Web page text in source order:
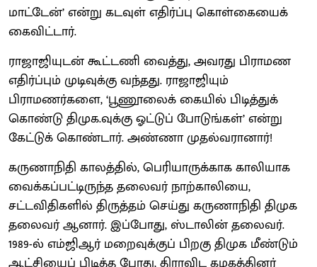
மாட்டேன்’ என்று கடவுள் எதிர்ப்பு கொள்கையைக்
கைவிட்டார்.
ராஜாஜியுடன் கூட்டணி வைத்து, அவரது பிராமண
எதிர்ப்பும் முடிவுக்கு வந்தது. ராஜாஜியும்
பிராமணர்களை, ‘பூணூலைக் கையில் பிடித்துக்
கொண்டு திமுக.வுக்கு ஓட்டுப் போடுங்கள்’ என்று
கேட்டுக் கொண்டார். அண்ணா முதல்வரானார்!
கருணாநிதி காலத்தில், பெரியாருக்காக காலியாக
வைக்கப்பட்டிருந்த தலைவர் நாற்காலியை,
சட்டவிதிகளில் திருத்தம் செய்து கருணாநிதி திமுக
தலைவர் ஆனார். இப்போது, ஸ்டாலின் தலைவர்.
1989-ல் எம்ஜிஆர் மறைவுக்குப் பிறகு திமுக மீண்டும்